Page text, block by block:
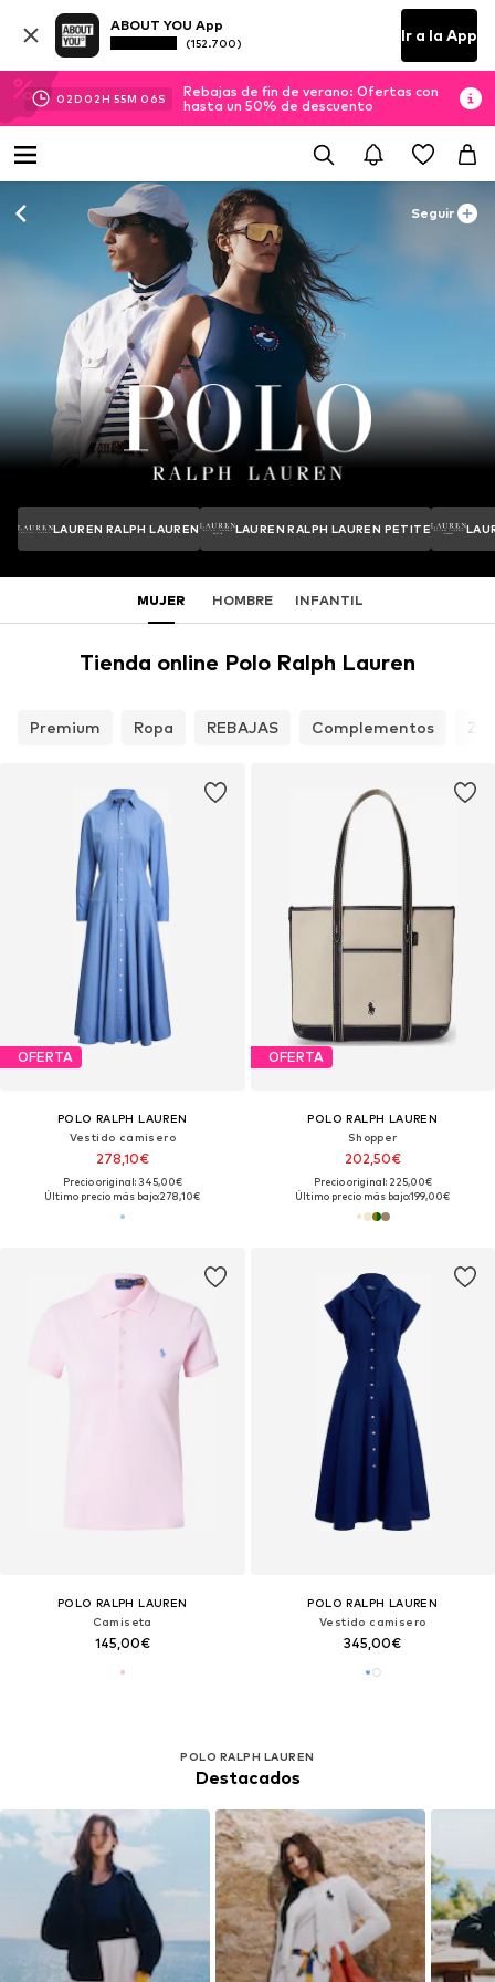
ABOUT YOU App
(152.700) Ir a la App
02D 02H 55M 04S
Rebajas de fin de verano: Ofertas con
hasta un 50% de descuento
Seguir
LAUREN RALPH LAUREN LAUREN RALPH LAUREN PETITE
MUJER HOMBRE INFANTIL
Tienda online Polo Ralph Lauren
Premium Ropa REBAJAS Complementos
OFERTA
POLO RALPH LAUREN
Vestido camisero
278,10€
Precio original: 345,00€
Último precio más bajo:278,10€
OFERTA
POLO RALPH LAUREN
Shopper
202,50€
Precio original: 225,00€
Último precio más bajo:199,00€
POLO RALPH LAUREN
Camiseta
145,00€
POLO RALPH LAUREN
Vestido camisero
345,00€
POLO RALPH LAUREN
Destacados